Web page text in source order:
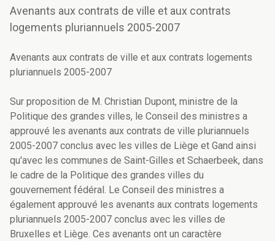
Avenants aux contrats de ville et aux contrats
logements pluriannuels 2005-2007
Avenants aux contrats de ville et aux contrats logements
pluriannuels 2005-2007
Sur proposition de M. Christian Dupont, ministre de la
Politique des grandes villes, le Conseil des ministres a
approuvé les avenants aux contrats de ville pluriannuels
2005-2007 conclus avec les villes de Liège et Gand ainsi
qu'avec les communes de Saint-Gilles et Schaerbeek, dans
le cadre de la Politique des grandes villes du
gouvernement fédéral. Le Conseil des ministres a
également approuvé les avenants aux contrats logements
pluriannuels 2005-2007 conclus avec les villes de
Bruxelles et Liège. Ces avenants ont un caractère